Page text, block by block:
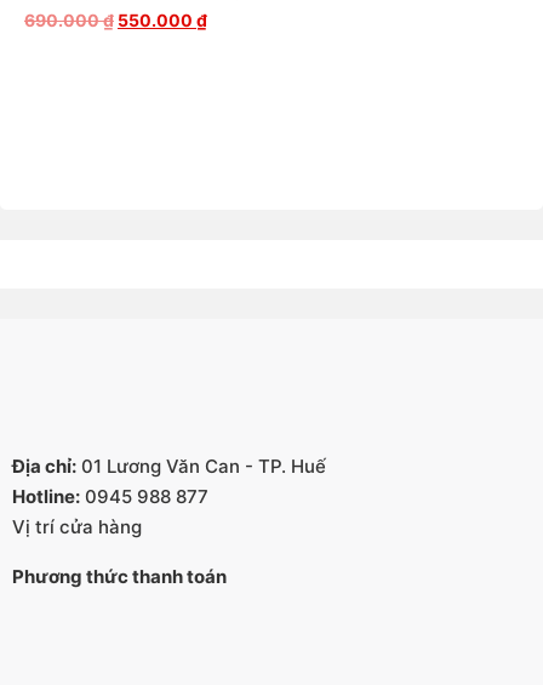
690.000₫ 550.000 ₫
Địa chỉ: 01 Lương Văn Can - TP. Huế
Hotline: 0945 988 877
Vị trí cửa hàng
Phương thức thanh toán